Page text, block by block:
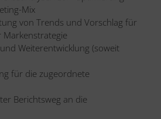
Mix
von Trends und Vorschlag für
Weiterentwicklung (soweit
für die zugeordnete
Berichtsweg an die